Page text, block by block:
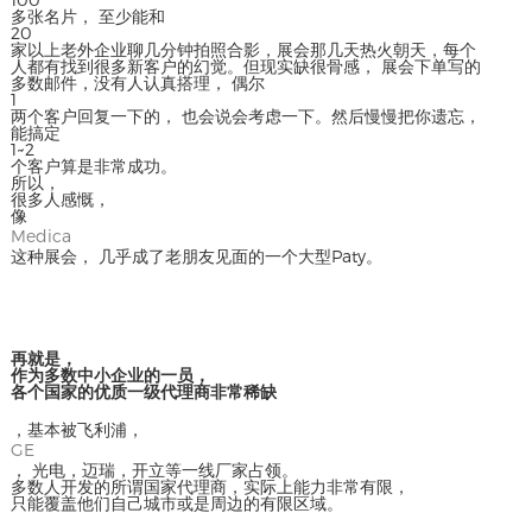
多张名片， 至少能和
20
家以上老外企业聊几分钟拍照合影，展会那几天热火朝天，每个
人都有找到很多新客户的幻觉。但现实缺很骨感， 展会下单写的
多数邮件，没有人认真搭理， 偶尔
1
两个客户回复一下的， 也会说会考虑一下。然后慢慢把你遗忘，
能搞定
1~2
个客户算是非常成功。
所以，
很多人感慨，
像
Medica
这种展会， 几乎成了老朋友见面的一个大型Paty。
再就是，
作为多数中小企业的一员，
各个国家的优质一级代理商非常稀缺
，基本被飞利浦，
GE
， 光电，迈瑞，开立等一线厂家占领。
多数人开发的所谓国家代理商，实际上能力非常有限，
只能覆盖他们自己城市或是周边的有限区域。